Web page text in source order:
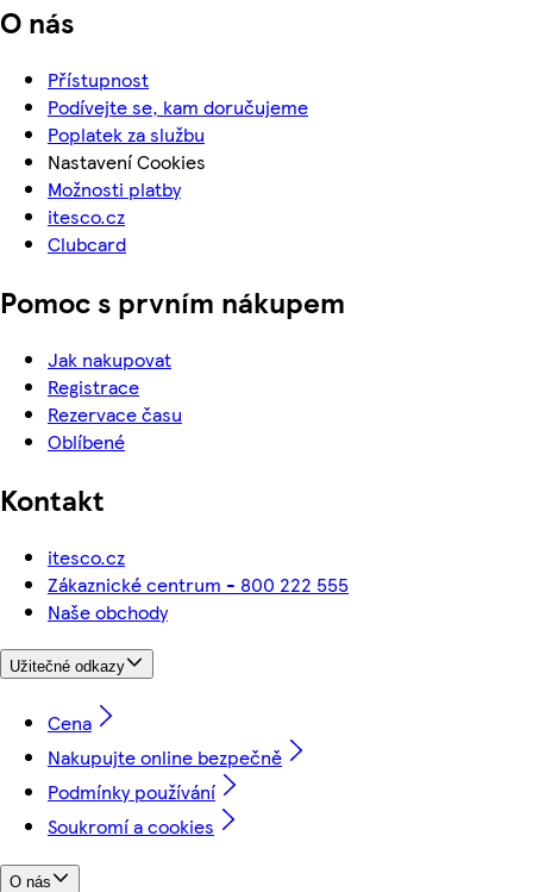
O nás
Přístupnost
Podívejte se, kam doručujeme
Poplatek za službu
Nastavení Cookies
Možnosti platby
itesco.cz
Clubcard
Pomoc s prvním nákupem
Jak nakupovat
Registrace
Rezervace času
Oblíbené
Kontakt
itesco.cz
Zákaznické centrum - 800 222 555
Naše obchody
Užitečné odkazy
Cena
Nakupujte online bezpečně
Podmínky používání
Soukromí a cookies
O nás